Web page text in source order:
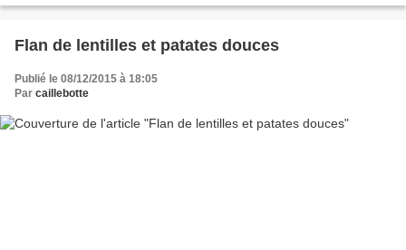
Flan de lentilles et patates douces
Publié le 08/12/2015 à 18:05
Par caillebotte